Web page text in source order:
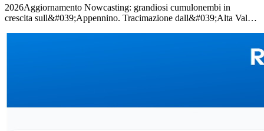
2026Aggiornamento Nowcasting: grandiosi cumulonembi in
crescita sull&#039;Appennino. Tracimazione dall&#039;Alta Val